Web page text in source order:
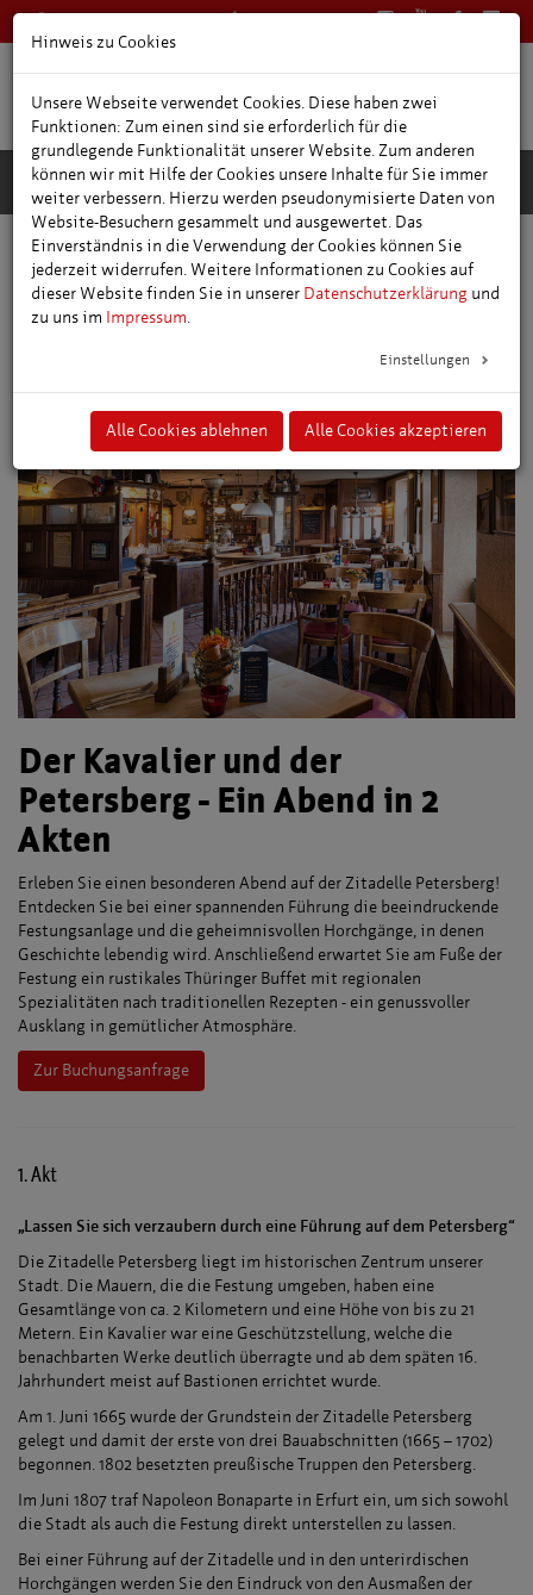
0361 66400
Stadtführungen für Gruppen
Petersbergführungen
Der Kavalier und der Petersberg - Ein Abend in 2 Akten
Der Kavalier und der
Petersberg - Ein Abend in 2
Akten
Erleben Sie einen besonderen Abend auf der Zitadelle Petersberg!
Entdecken Sie bei einer spannenden Führung die beeindruckende
Festungsanlage und die geheimnisvollen Horchgänge, in denen
Geschichte lebendig wird. Anschließend erwartet Sie am Fuße der
Festung ein rustikales Thüringer Buffet mit regionalen
Spezialitäten nach traditionellen Rezepten - ein genussvoller
Ausklang in gemütlicher Atmosphäre.
Zur Buchungsanfrage
1. Akt
„Lassen Sie sich verzaubern durch eine Führung auf dem Petersberg“
Die Zitadelle Petersberg liegt im historischen Zentrum unserer
Stadt. Die Mauern, die die Festung umgeben, haben eine
Gesamtlänge von ca. 2 Kilometern und eine Höhe von bis zu 21
Metern. Ein Kavalier war eine Geschützstellung, welche die
benachbarten Werke deutlich überragte und ab dem späten 16.
Jahrhundert meist auf Bastionen errichtet wurde.
Am 1. Juni 1665 wurde der Grundstein der Zitadelle Petersberg
gelegt und damit der erste von drei Bauabschnitten (1665 – 1702)
begonnen. 1802 besetzten preußische Truppen den Petersberg.
Im Juni 1807 traf Napoleon Bonaparte in Erfurt ein, um sich sowohl
die Stadt als auch die Festung direkt unterstellen zu lassen.
Bei einer Führung auf der Zitadelle und in den unterirdischen
Horchgängen werden Sie den Eindruck von den Ausmaßen der
Hinweis zu Cookies
Unsere Webseite verwendet Cookies. Diese haben zwei
Funktionen: Zum einen sind sie erforderlich für die
grundlegende Funktionalität unserer Website. Zum anderen
können wir mit Hilfe der Cookies unsere Inhalte für Sie immer
weiter verbessern. Hierzu werden pseudonymisierte Daten von
Website-Besuchern gesammelt und ausgewertet. Das
Einverständnis in die Verwendung der Cookies können Sie
jederzeit widerrufen. Weitere Informationen zu Cookies auf
dieser Website finden Sie in unserer Datenschutzerklärung und
zu uns im Impressum.
Einstellungen
Alle Cookies ablehnen Alle Cookies akzeptieren